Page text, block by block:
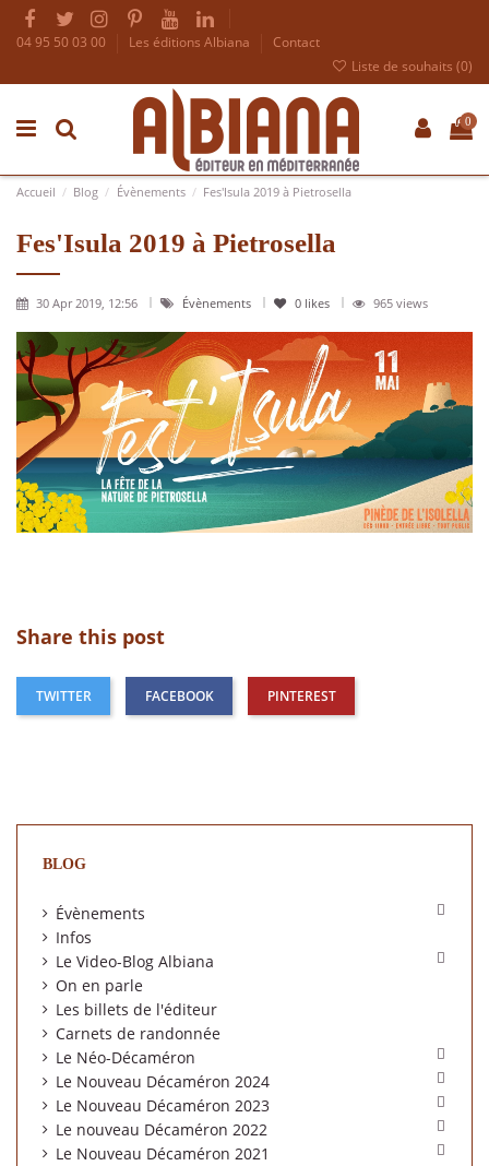
04 95 50 03 00 Les éditions Albiana
Contact
Liste de souhaits (0)
0
Accueil Blog Évènements Fes'Isula 2019 à Pietrosella
Fes'Isula 2019 à Pietrosella
30 Apr 2019, 12:56 Évènements 0 likes 965 views
Share this post
TWITTER FACEBOOK PINTEREST
BLOG
Évènements 
Infos
Le Video-Blog Albiana

On en parle
Les billets de l'éditeur
Carnets de randonnée
Le Néo-Décaméron

Le Nouveau Décaméron 2024 
Le Nouveau Décaméron 2023 
Le nouveau Décaméron 2022 
Le Nouveau Décaméron 2021 